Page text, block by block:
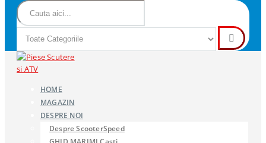
HOME
MAGAZIN
DESPRE NOI
Despre ScooterSpeed